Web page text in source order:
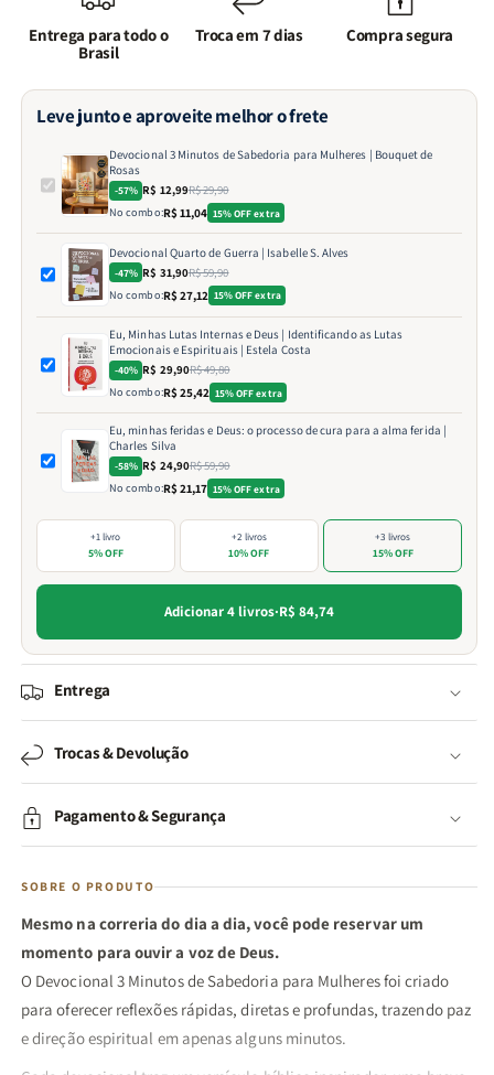
Entrega para todo o
Brasil
Troca em 7 dias Compra segura
Leve junto e aproveite melhor o frete
Devocional 3 Minutos de Sabedoria para Mulheres | Bouquet de
Rosas
-57% R$ 12,99R$ 29,90
No combo:R$ 11,04 15% OFF extra
Devocional Quarto de Guerra | Isabelle S. Alves
-47% R$ 31,90R$ 59,90
No combo:R$ 27,12 15% OFF extra
Eu, Minhas Lutas Internas e Deus | Identificando as Lutas
Emocionais e Espirituais | Estela Costa
-40% R$ 29,90R$ 49,80
No combo:R$ 25,42 15% OFF extra
Eu, minhas feridas e Deus: o processo de cura para a alma ferida |
Charles Silva
-58% R$ 24,90R$ 59,90
No combo:R$ 21,17 15% OFF extra
+1 livro
5% OFF
+2 livros
10% OFF
+3 livros
15% OFF
Adicionar 4 livros·R$ 84,74
Entrega
Trocas & Devolução
Pagamento & Segurança
SOBRE O PRODUTO
Mesmo na correria do dia a dia, você pode reservar um
momento para ouvir a voz de Deus.
O Devocional 3 Minutos de Sabedoria para Mulheres foi criado
para oferecer reflexões rápidas, diretas e profundas, trazendo paz
e direção espiritual em apenas alguns minutos.